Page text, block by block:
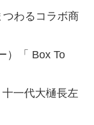
わるコラボ商
）「 Box To
一代大樋長左